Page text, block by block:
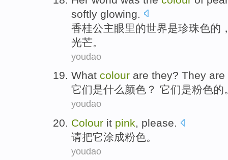
softly glowing
香桂公主眼里的世界是珍珠色的
光芒。
youdao
What colour are they? They are
它们是什么颜色 ？ 它们是粉色的
youdao
Colour it pink, please.
请把它涂成粉色。
youdao